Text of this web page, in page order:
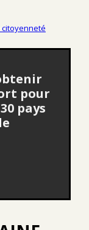
citoyenneté
pour
pays